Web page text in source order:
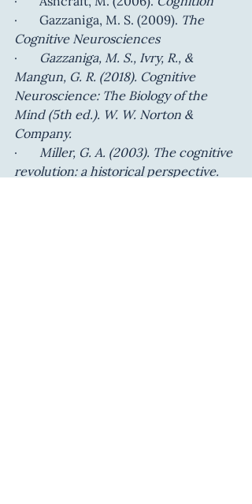
·       Gazzaniga, M. S. (2009). The
Cognitive Neurosciences
· Gazzaniga, M. S., Ivry, R., &
Mangun, G. R. (2018). Cognitive
Neuroscience: The Biology of the
Mind (5th ed.). W. W. Norton &
Company.
· Miller, G. A. (2003). The cognitive
revolution: a historical perspective.